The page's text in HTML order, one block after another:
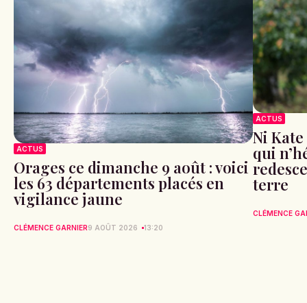
ACTUS
Orages ce dimanche 9 août : voici
les 63 départements placés en
vigilance jaune
CLÉMENCE GARNIER9 AOÛT 2026 13:20
ACTUS
Ni
qui
terre
CLÉMENCE